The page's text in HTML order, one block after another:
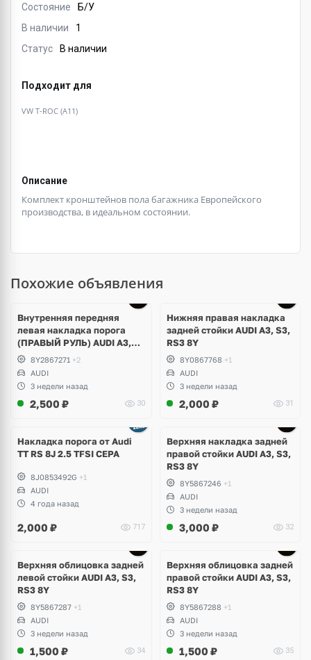
Состояние
Б/У
В наличии
1
Статус
В наличии
Подходит для
VW T-ROC (A11)
Описание
Комплект кронштейнов пола багажника Европейского
производства, в идеальном состоянии.
Похожие объявления
Внутренняя передняя
левая накладка порога
(ПРАВЫЙ РУЛЬ) AUDI A3,
S3, RS3 8Y
8Y2867271 +2
AUDI
3 недели назад
2,500 ₽ 30
Нижняя правая накладка
задней стойки AUDI A3, S3,
RS3 8Y
8Y0867768 +1
AUDI
3 недели назад
2,000 ₽ 31
Накладка порога от Audi
TT RS 8J 2.5 TFSI CEPA
8J0853492G +1
AUDI
4 года назад
2,000 ₽ 717
Верхняя накладка задней
правой стойки AUDI A3, S3,
RS3 8Y
8Y5867246 +1
AUDI
3 недели назад
3,000 ₽ 32
Верхняя облицовка задней
левой стойки AUDI A3, S3,
RS3 8Y
8Y5867287 +1
AUDI
3 недели назад
1,500 ₽ 34
Верхняя облицовка задней
правой стойки AUDI A3, S3,
RS3 8Y
8Y5867288 +1
AUDI
3 недели назад
1,500 ₽ 35